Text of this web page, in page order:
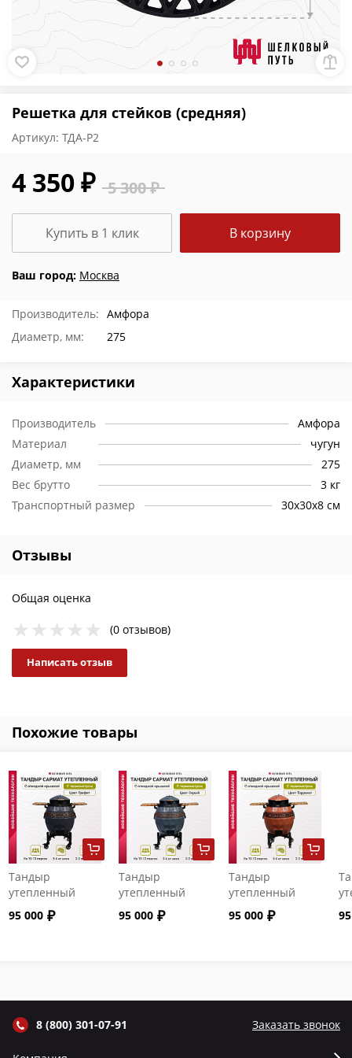
Решетка для стейков (средняя)
Артикул: ТДА-Р2
5 300 ₽
4 350 ₽
Ваш город: Москва
В корзину
Купить в 1 клик
Производитель: Амфора
Диаметр, мм:
275
Характеристики
Производитель
Амфора
Материал
чугун
Диаметр, мм
275
Вес брутто
3 кг
Транспортный размер
30х30х8 см
Отзывы
Общая оценка
(0 отзывов)
Написать отзыв
Похожие товары
Тандыр
утепленный
"Сармат" с
откидной
95 000
Тандыр
утепленный
"Сармат" с
откидной
95 000
Тандыр
утепленный
"Сармат" с
откидной
95 000
8 (800) 301-07-91 Заказать звонок